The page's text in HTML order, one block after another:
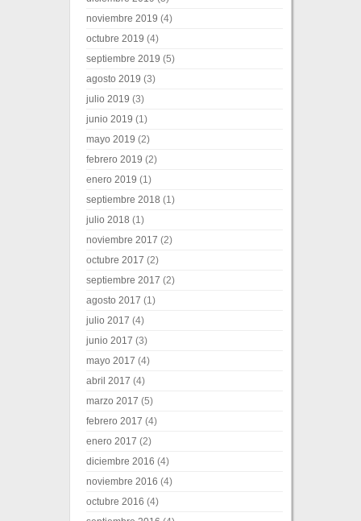
noviembre 2019 (4)
octubre 2019 (4)
septiembre 2019 (5)
agosto 2019 (3)
julio 2019 (3)
junio 2019 (1)
mayo 2019 (2)
febrero 2019 (2)
enero 2019 (1)
septiembre 2018 (1)
julio 2018 (1)
noviembre 2017 (2)
octubre 2017 (2)
septiembre 2017 (2)
agosto 2017 (1)
julio 2017 (4)
junio 2017 (3)
mayo 2017 (4)
abril 2017 (4)
marzo 2017 (5)
febrero 2017 (4)
enero 2017 (2)
diciembre 2016 (4)
noviembre 2016 (4)
octubre 2016 (4)